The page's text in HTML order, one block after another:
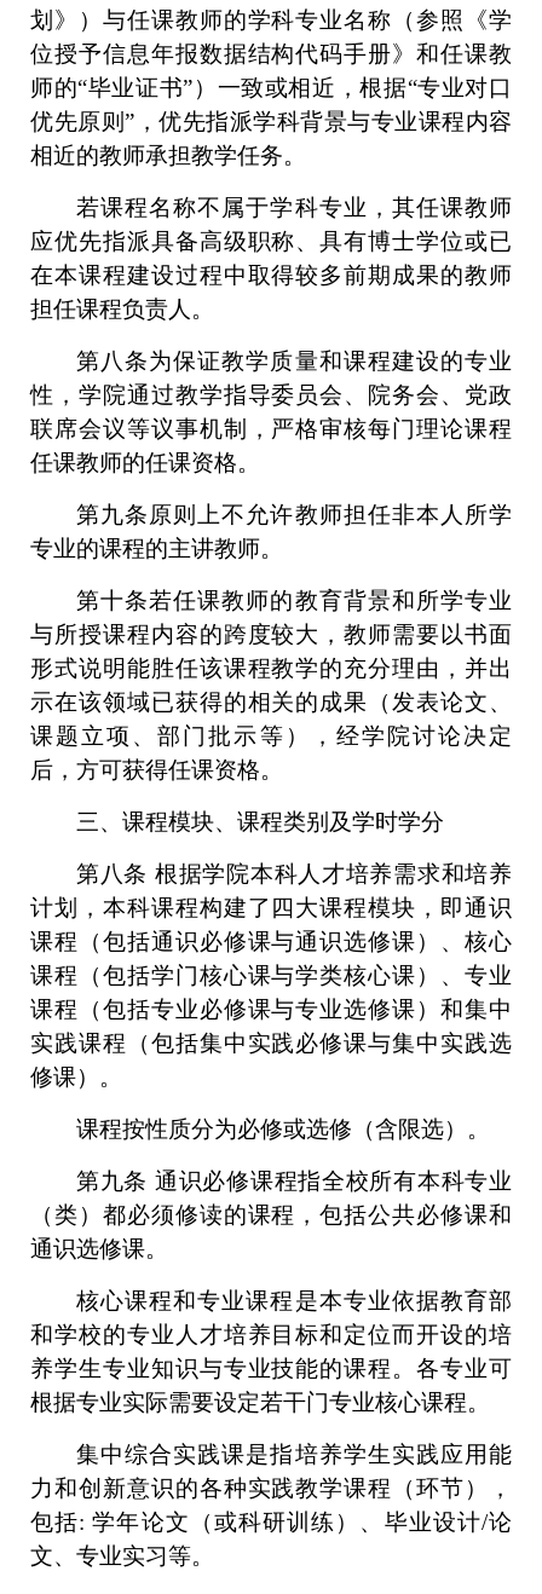
划》）与任课教师的学科专业名称（参照《学
位授予信息年报数据结构代码手册》和任课教
师的“毕业证书”）一致或相近，根据“专业对口
优先原则”，优先指派学科背景与专业课程内容
相近的教师承担教学任务。
若课程名称不属于学科专业，其任课教师
应优先指派具备高级职称、具有博士学位或已
在本课程建设过程中取得较多前期成果的教师
担任课程负责人。
第八条为保证教学质量和课程建设的专业
性，学院通过教学指导委员会、院务会、党政
联席会议等议事机制，严格审核每门理论课程
任课教师的任课资格。
第九条原则上不允许教师担任非本人所学
专业的课程的主讲教师。
第十条若任课教师的教育背景和所学专业
与所授课程内容的跨度较大，教师需要以书面
形式说明能胜任该课程教学的充分理由，并出
示在该领域已获得的相关的成果（发表论文、
课题立项、部门批示等），经学院讨论决定
后，方可获得任课资格。
三、课程模块、课程类别及学时学分
第八条 根据学院本科人才培养需求和培养
计划，本科课程构建了四大课程模块，即通识
课程（包括通识必修课与通识选修课）、核心
课程（包括学门核心课与学类核心课）、专业
课程（包括专业必修课与专业选修课）和集中
实践课程（包括集中实践必修课与集中实践选
修课）。
课程按性质分为必修或选修（含限选）。
第九条 通识必修课程指全校所有本科专业
（类）都必须修读的课程，包括公共必修课和
通识选修课。
核心课程和专业课程是本专业依据教育部
和学校的专业人才培养目标和定位而开设的培
养学生专业知识与专业技能的课程。各专业可
根据专业实际需要设定若干门专业核心课程。
集中综合实践课是指培养学生实践应用能
力和创新意识的各种实践教学课程（环节），
包括: 学年论文（或科研训练）、毕业设计/论
文、专业实习等。